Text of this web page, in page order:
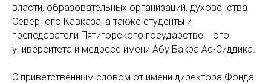
власти, образовательных организаций, духовенства
Северного Кавказа, а также студенты и
преподаватели Пятигорского государственного
университета и медресе имени Абу Бакра Ас-Сиддика.
С приветственным словом от имени директора Фонда